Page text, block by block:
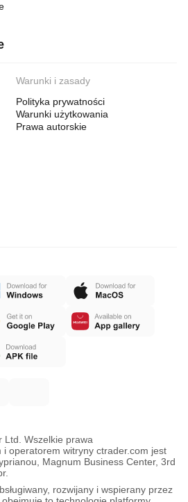
Warunki i zasady
Polityka prywatności
Warunki użytkowania
Prawa autorskie
Wszelkie prawa
i operatorem witryny ctrader.com jest
Magnum Business Center, 3rd
rozwijany i wspierany przez